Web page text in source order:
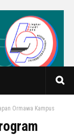
Ormawa Kampus